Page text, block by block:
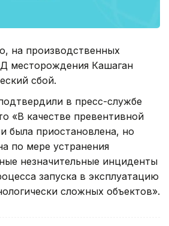
на производственных
месторождения Кашаган
сбой.
в пресс-службе
«В качестве превентивной
была приостановлена, но
по мере устранения
незначительные инциденты
запуска в эксплуатацию
сложных объектов».